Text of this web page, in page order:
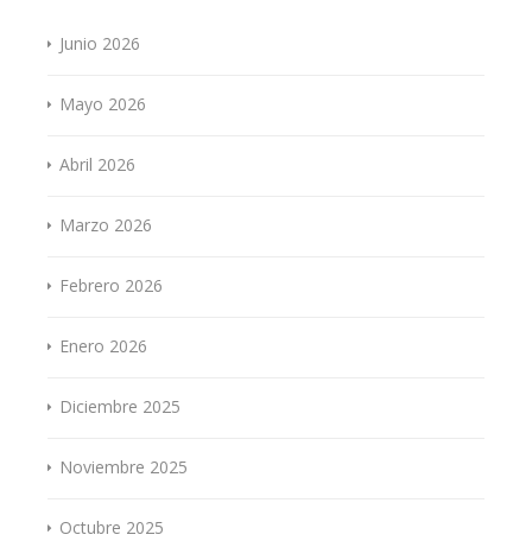
Junio 2026
Mayo 2026
Abril 2026
Marzo 2026
Febrero 2026
Enero 2026
Diciembre 2025
Noviembre 2025
Octubre 2025